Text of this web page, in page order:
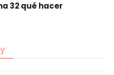
32 qué hacer